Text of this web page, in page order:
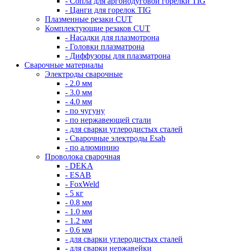
- Цанги для горелок TIG
Плазменные резаки CUT
Комплектующие резаков CUT
- Насадки для плазмотрона
- Головки плазматрона
- Диффузоры для плазматрона
Сварочные материалы
Электроды сварочные
- 2.0 мм
- 3.0 мм
- 4.0 мм
- по чугуну
- по нержавеющей стали
- для сварки углеродистых сталей
- Сварочные электроды Esab
- по алюминию
Проволока сварочная
- DEKA
- ESAB
- FoxWeld
- 5 кг
- 0.8 мм
- 1.0 мм
- 1.2 мм
- 0.6 мм
- для сварки углеродистых сталей
- для сварки нержавейки